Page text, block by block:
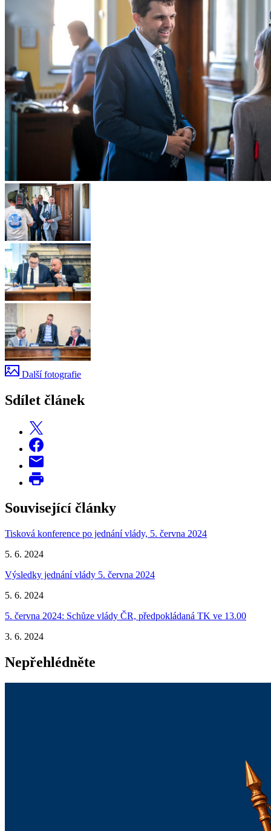
Další fotografie
Sdílet článek
Související články
Tisková konference po jednání vlády, 5. června 2024
5. 6. 2024
Výsledky jednání vlády 5. června 2024
5. 6. 2024
5. června 2024: Schůze vlády ČR, předpokládaná TK ve 13.00
3. 6. 2024
Nepřehlédněte